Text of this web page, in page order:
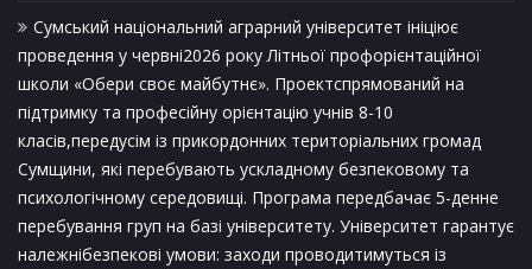
Сумський національний аграрний університет ініціює
проведення у червні2026 року Літньої профорієнтаційної
школи «Обери своє майбутнє». Проектспрямований на
підтримку та професійну орієнтацію учнів 8-10
класів,передусім із прикордонних територіальних громад
Сумщини, які перебувають ускладному безпековому та
психологічному середовищі. Програма передбачає 5-денне
перебування груп на базі університету. Університет гарантує
належнібезпекові умови: заходи проводитимуться із